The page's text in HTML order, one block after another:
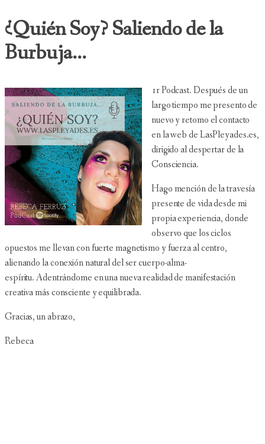
¿Quién Soy? Saliendo de la
Burbuja...
1r Podcast. Después de un
largo tiempo me presento de
nuevo y retomo el contacto
en la web de LasPleyades.es,
dirigido al despertar de la
Consciencia.
Hago mención de la travesía
presente de vida desde mi
propia experiencia, donde
observo que los ciclos
opuestos me llevan con fuerte magnetismo y fuerza al centro,
alienando la conexión natural del ser cuerpo-alma-
espíritu. Adentrándome en una nueva realidad de manifestación
creativa más consciente y equilibrada.
Gracias, un abrazo,
Rebeca